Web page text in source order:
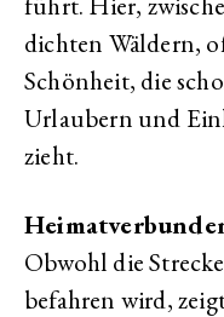
dichten Wäldern,
Schönheit, die
Urlaubern und
zieht.
Obwohl die
befahren wird,